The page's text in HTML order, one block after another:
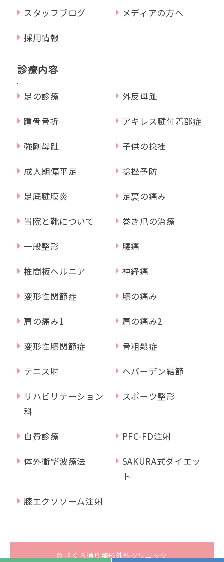
スタッフブログ
メディアの方へ
採用情報
診療内容
足の診療
外反母趾
踵骨骨折
アキレス腱付着部症
強剛母趾
子供の捻挫
成人期偏平足
捻挫予防
足底腱膜炎
足裏の痛み
当院と靴について
巻き爪の治療
一般整形
腰痛
椎間板ヘルニア
神経痛
変形性関節症
膝の痛み
肩の痛み1
肩の痛み2
変形性膝関節症
骨粗鬆症
テニス肘
ヘバーデン結節
リハビリテーション
科
スポーツ整形
自費診療
PFC-FD注射
体外衝撃波療法
SAKURA式ダイエッ
ト
膝エクソソーム注射
© さくら通り整形外科クリニック